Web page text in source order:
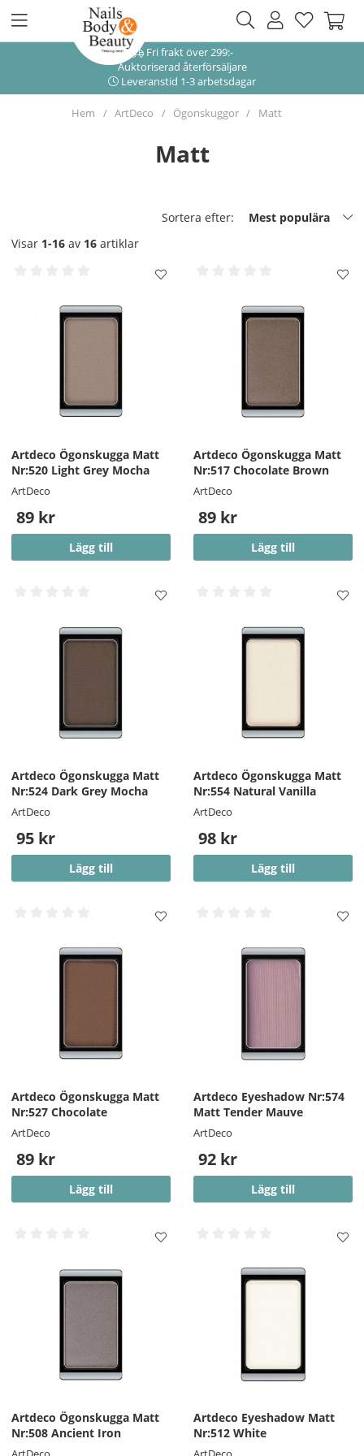
Fri frakt över 299:-
Auktoriserad återförsäljare
Leveranstid 1-3 arbetsdagar
Hem ArtDeco Ögonskuggor Matt
Matt
Sortera efter:
Mest populära
Visar 1-16 av 16 artiklar
Artdeco Ögonskugga Matt
Nr:520 Light Grey Mocha
ArtDeco
89 kr
Lägg till
Artdeco Ögonskugga Matt
Nr:517 Chocolate Brown
ArtDeco
89 kr
Lägg till
Artdeco Ögonskugga Matt
Nr:524 Dark Grey Mocha
ArtDeco
95 kr
Lägg till
Artdeco Ögonskugga Matt
Nr:554 Natural Vanilla
ArtDeco
98 kr
Lägg till
Artdeco Ögonskugga Matt
Nr:527 Chocolate
ArtDeco
89 kr
Lägg till
Artdeco Eyeshadow Nr:574
Matt Tender Mauve
ArtDeco
92 kr
Lägg till
Artdeco Ögonskugga Matt
Nr:508 Ancient Iron
Artdeco Eyeshadow Matt
Nr:512 White